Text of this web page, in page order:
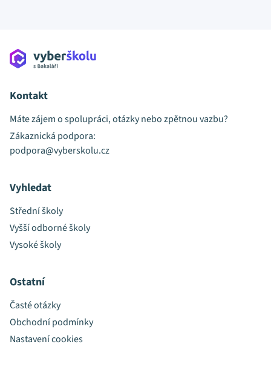
Kontakt
Máte zájem o spolupráci, otázky nebo zpětnou vazbu?
Zákaznická podpora:
podpora@vyberskolu.cz
Vyhledat
Střední školy
Vyšší odborné školy
Vysoké školy
Ostatní
Časté otázky
Obchodní podmínky
Nastavení cookies